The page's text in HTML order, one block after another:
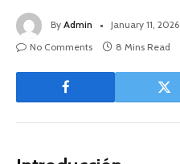
By Admin January 11, 2026
No Comments
8 Mins Read